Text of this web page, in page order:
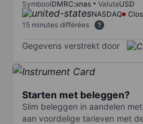
SymboolDMRC:xnas ValutaUSD
NASDAQ
15 minutes différées
Gegevens verstrekt door
Starten met beleggen?
Slim beleggen in aandelen
aan voordelige tarieven met